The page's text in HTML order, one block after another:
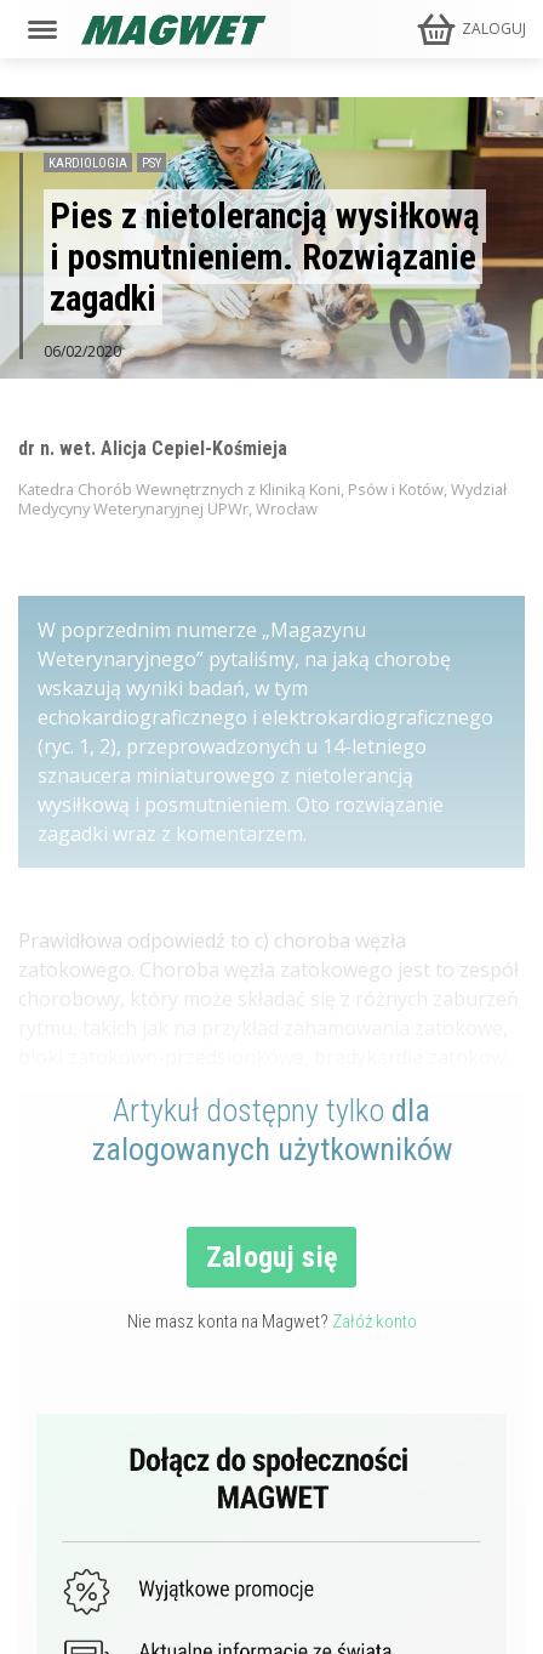
ZALOGUJ
KARDIOLOGIA PSY
Pies z nietolerancją wysiłkową
i posmutnieniem. Rozwiązanie
zagadki
06/02/2020
dr n. wet. Alicja Cepiel-Kośmieja
Katedra Chorób Wewnętrznych z Kliniką Koni, Psów i Kotów, Wydział
Medycyny Weterynaryjnej UPWr, Wrocław
W poprzednim numerze „Magazynu
Weterynaryjnego” pytaliśmy, na jaką chorobę
wskazują wyniki badań, w tym
echokardiograficznego i elektrokardiograficznego
(ryc. 1, 2), przeprowadzonych u 14-letniego
sznaucera miniaturowego z nietolerancją
wysiłkową i posmutnieniem. Oto rozwiązanie
zagadki wraz z komentarzem.
Prawidłowa odpowiedź to c) choroba węzła
zatokowego. Choroba węzła zatokowego jest to zespół
chorobowy, który może składać się z różnych zaburzeń
Artykuł dostępny tylko dla
zalogowanych użytkowników
Zaloguj się
Nie masz konta na Magwet? Załóż konto